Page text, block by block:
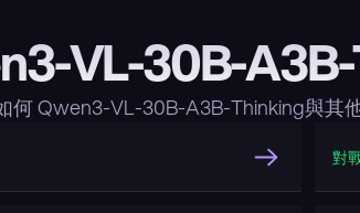
VL-30B-
何 Qwen3-VL-30B-A3B-Thinking與其
對